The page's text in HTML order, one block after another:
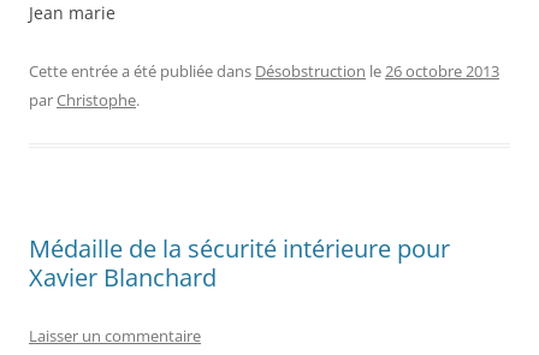
Jean marie
Cette entrée a été publiée dans Désobstruction le26 octobre 2013
parChristophe.
Médaille de la sécurité intérieure pour
Xavier Blanchard
Laisser un commentaire